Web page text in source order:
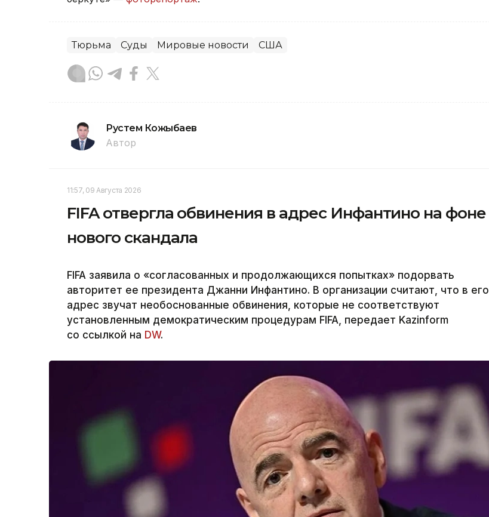
Тюрьма Суды Мировые новости США
Рустем Кожыбаев
Автор
11:57, 09 Августа 2026
FIFA отвергла обвинения в адрес Инфантино на фоне
нового скандала
FIFA заявила о «согласованных и продолжающихся попытках» подорвать
авторитет ее президента Джанни Инфантино. В организации считают, что в его
адрес звучат необоснованные обвинения, которые не соответствуют
установленным демократическим процедурам FIFA, передает Kazinform
со ссылкой на DW.